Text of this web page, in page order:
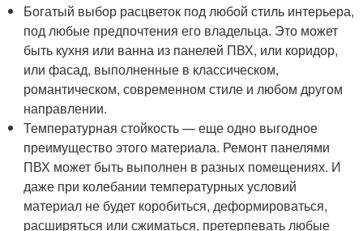
Богатый выбор расцветок под любой стиль интерьера,
под любые предпочтения его владельца. Это может
быть кухня или ванна из панелей ПВХ, или коридор,
или фасад, выполненные в классическом,
романтическом, современном стиле и любом другом
направлении.
Температурная стойкость — еще одно выгодное
преимущество этого материала. Ремонт панелями
ПВХ может быть выполнен в разных помещениях. И
даже при колебании температурных условий
материал не будет коробиться, деформироваться,
расширяться или сжиматься, претерпевать любые